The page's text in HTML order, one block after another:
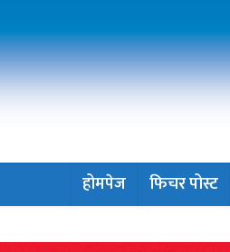
होमपेज फिचर पोस्ट